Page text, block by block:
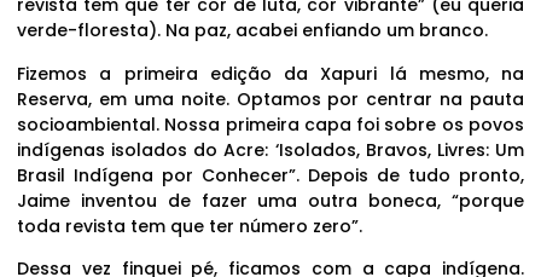
revista tem que ter cor de luta, cor vibrante” (eu queria
verde-floresta). Na paz, acabei enfiando um branco.
Fizemos a primeira edição da Xapuri lá mesmo, na
Reserva, em uma noite. Optamos por centrar na pauta
socioambiental. Nossa primeira capa foi sobre os povos
indígenas isolados do Acre: ‘Isolados, Bravos, Livres: Um
Brasil Indígena por Conhecer”. Depois de tudo pronto,
Jaime inventou de fazer uma outra boneca, “porque
toda revista tem que ter número zero”.
Dessa vez finquei pé, ficamos com a capa indígena.